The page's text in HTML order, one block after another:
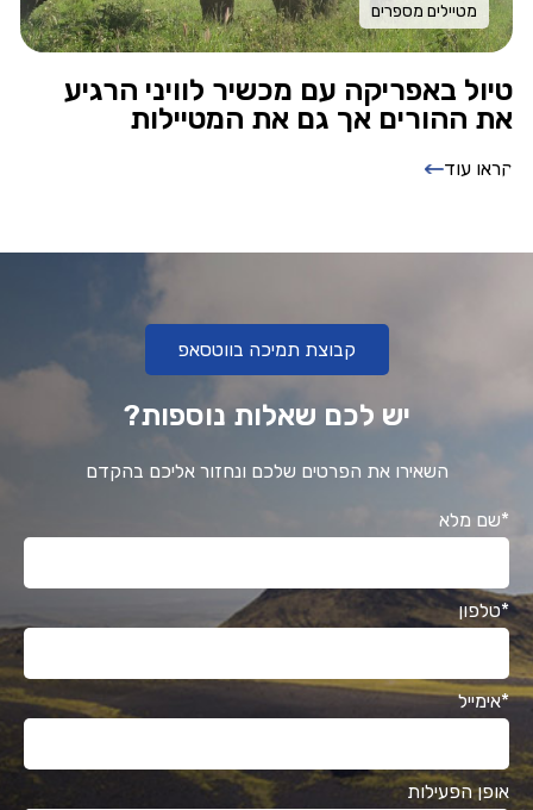
מטיילים מספרים
טיול באפריקה עם מכשיר לוויני הרגיע
את ההורים אך גם את המטיילות
קראו עוד
קבוצת תמיכה בווטסאפ
יש לכם שאלות נוספות?
השאירו את הפרטים שלכם ונחזור אליכם בהקדם
*שם מלא
*טלפון
*אימייל
אופן הפעילות